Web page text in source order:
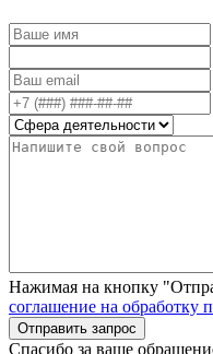
Нажимая на кнопку
соглашение на обработку
Отправить запрос
Спасибо за ваше